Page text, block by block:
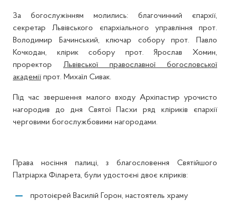
За богослужінням молились: благочинний єпархії,
секретар Львівського єпархіального управління прот.
Володимир Бачинський, ключар собору прот. Павло
Кочкодан, клірик собору прот. Ярослав Хомин,
проректор Львівської православної богословської
академії прот. Михаїл Сивак.
Під час звершення малого входу Архіпастир урочисто
нагородив до дня Святої Пасхи ряд кліриків єпархії
черговими богослужбовими нагородами.
Права носіння палиці, з благословення Святійшого
Патріарха Філарета, були удостоєні двоє кліриків:
протоієрей Василій Горон, настоятель храму